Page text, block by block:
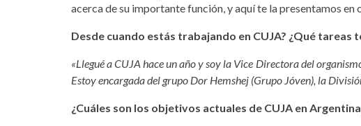
acerca de su importante función, y aquí te la presentamos en
Desde cuando estás trabajando en CUJA? ¿Qué tareas
«Llegué a CUJA hace un año y soy la Vice Directora del
Estoy encargada del grupo Dor Hemshej (Grupo Jóven), la
¿Cuáles son los objetivos actuales de CUJA en